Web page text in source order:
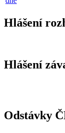
Hlášení
Hlášení
Odstávky